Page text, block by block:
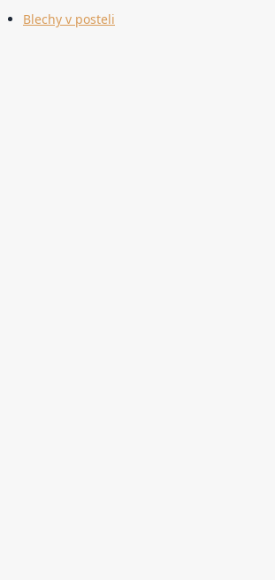
Blechy v posteli